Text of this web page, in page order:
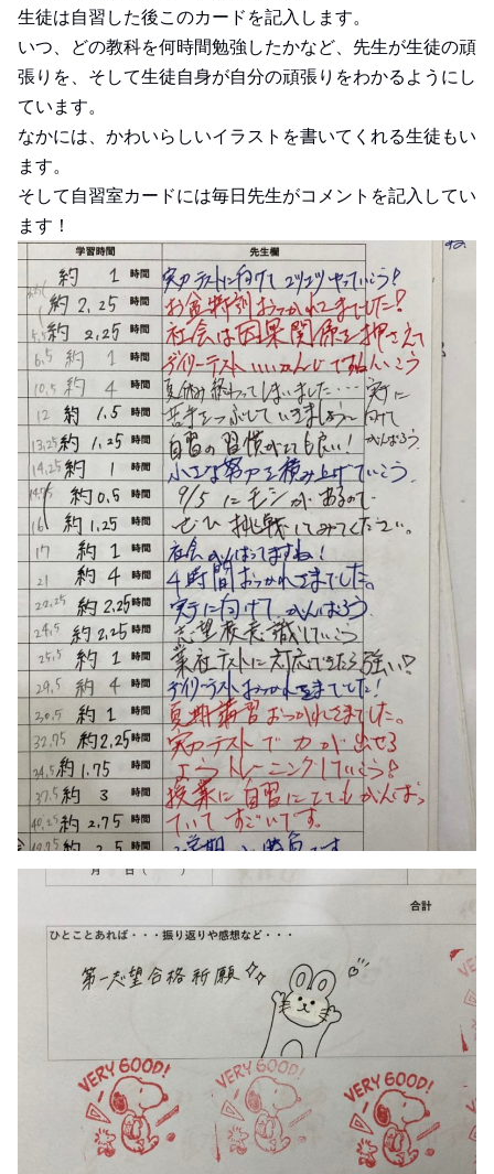
生徒は自習した後このカードを記入します。
いつ、どの教科を何時間勉強したかなど、先生が生徒の頑
張りを、そして生徒自身が自分の頑張りをわかるようにし
ています。
なかには、かわいらしいイラストを書いてくれる生徒もい
ます。
そして自習室カードには毎日先生がコメントを記入してい
ます！